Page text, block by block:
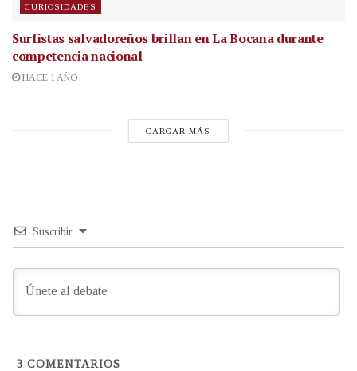
CURIOSIDADES
Surfistas salvadoreños brillan en La Bocana durante
competencia nacional
HACE 1 AÑO
CARGAR MÁS
Suscribir
3 COMENTARIOS